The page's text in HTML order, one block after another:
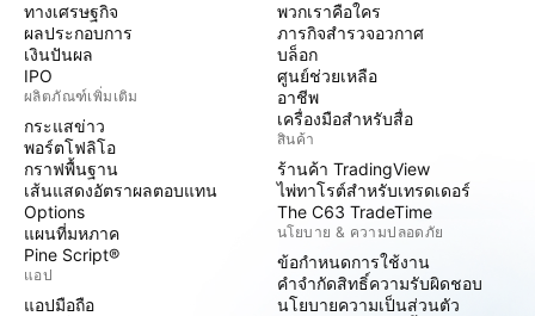
ทางเศรษฐกิจ
ผลประกอบการ
เงินปันผล
IPO
ผลิตภัณฑ์เพิ่มเติม
กระแสข่าว
พอร์ตโฟลิโอ
กราฟพื้นฐาน
เส้นแสดงอัตราผลตอบแทน
Options
แผนที่มหภาค
Pine Script®
แอป
แอปมือถือ
พวกเราคือใคร
ภารกิจสำรวจอวกาศ
บล็อก
ศูนย์ช่วยเหลือ
อาชีพ
เครื่องมือสำหรับสื่อ
สินค้า
ร้านค้า TradingView
ไพ่ทาโรต์สำหรับเทรดเดอร์
The C63 TradeTime
นโยบาย & ความปลอดภัย
ข้อกำหนดการใช้งาน
คำจำกัดสิทธิ์ความรับผิดชอบ
นโยบายความเป็นส่วนตัว